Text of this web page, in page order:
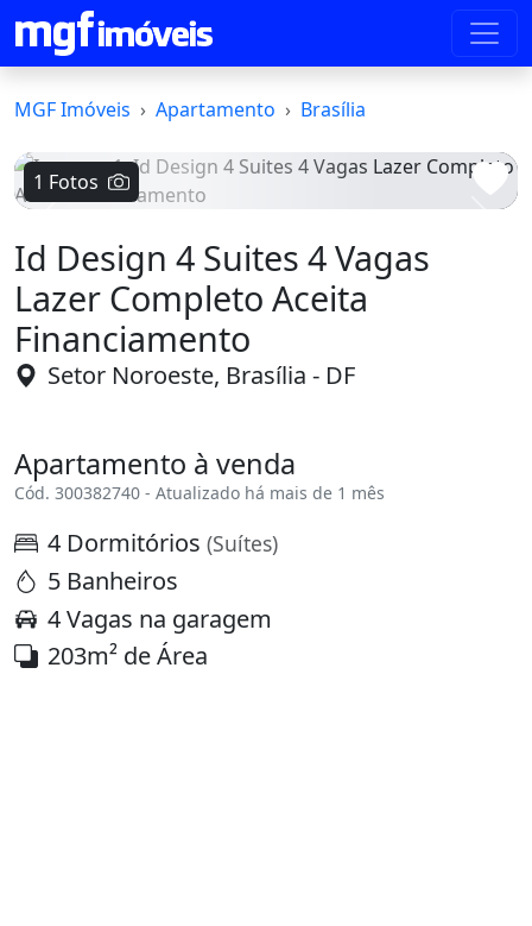
MGF Imóveis Apartamento Brasília
1 Fotos
Id Design 4 Suites 4 Vagas
Lazer Completo Aceita
Financiamento
Setor Noroeste, Brasília - DF
Apartamento à venda
Cód. 300382740 - Atualizado há mais de 1 mês
4 Dormitórios (Suítes)
5 Banheiros
4 Vagas na garagem
203m² de Área